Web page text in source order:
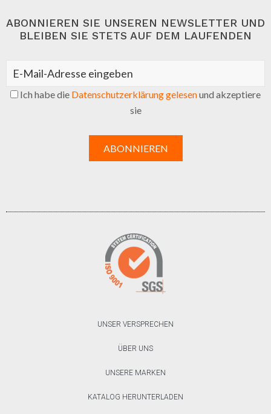
ABONNIEREN SIE UNSEREN NEWSLETTER UND
BLEIBEN SIE STETS AUF DEM LAUFENDEN
Ich habe die Datenschutzerklärung gelesenund akzeptiere
sie
UNSER VERSPRECHEN
ÜBER UNS
UNSERE MARKEN
KATALOG HERUNTERLADEN